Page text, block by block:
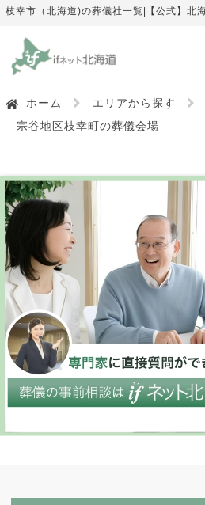
枝幸市（北海道)の葬儀社一覧|【公式】北
ホーム エリアから探す
宗谷地区枝幸町の葬儀会場